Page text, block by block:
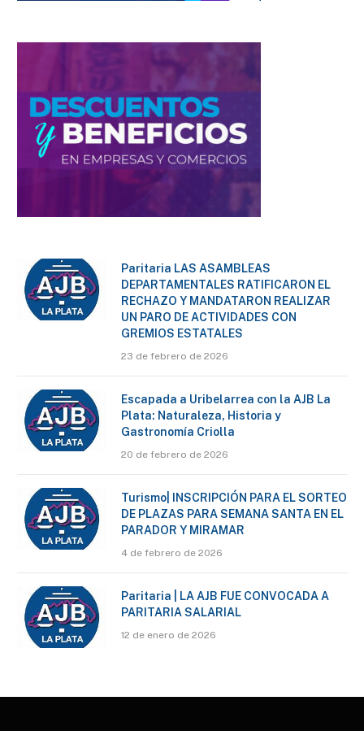
Paritaria LAS ASAMBLEAS
DEPARTAMENTALES RATIFICARON EL
RECHAZO Y MANDATARON REALIZAR
UN PARO DE ACTIVIDADES CON
GREMIOS ESTATALES
23 de febrero de 2026
Escapada a Uribelarrea con la AJB La
Plata: Naturaleza, Historia y
Gastronomía Criolla
20 de febrero de 2026
Turismo| INSCRIPCIÓN PARA EL SORTEO
DE PLAZAS PARA SEMANA SANTA EN EL
PARADOR Y MIRAMAR
4 de febrero de 2026
Paritaria | LA AJB FUE CONVOCADA A
PARITARIA SALARIAL
12 de enero de 2026